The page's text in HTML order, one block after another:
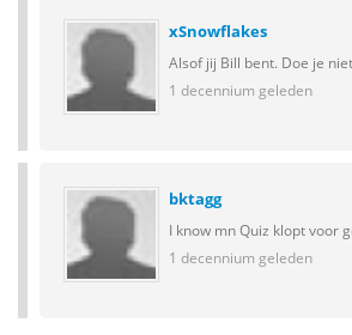
xSnowflakes
Alsof jij Bill bent. Doe je
1 decennium geleden
bktagg
I know mn Quiz klopt voor
1 decennium geleden